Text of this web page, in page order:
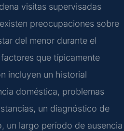
visitas supervisadas
preocupaciones sobre
del menor durante el
que típicamente
incluyen un historial
doméstica, problemas
un diagnóstico de
un largo período de ausencia